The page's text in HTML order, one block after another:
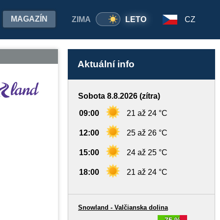
ZIMA LETO
MAGAZÍN CZ
Aktuální info
Sobota 8.8.2026 (zítra)
09:00 21 až 24 °C
12:00 25 až 26 °C
15:00 24 až 25 °C
18:00 21 až 24 °C
Snowland - Valčianska dolina